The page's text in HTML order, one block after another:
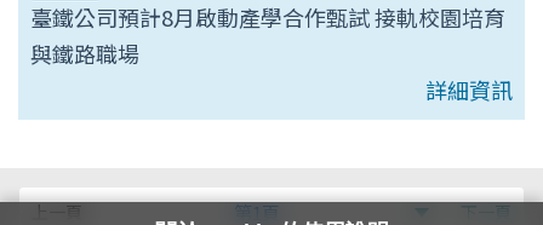
臺鐵公司預計8月啟動產學合作甄試 接軌校園培育
與鐵路職場
詳細資訊
上一頁 第
第1頁
下一頁